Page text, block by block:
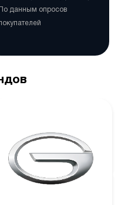
По данным опросов